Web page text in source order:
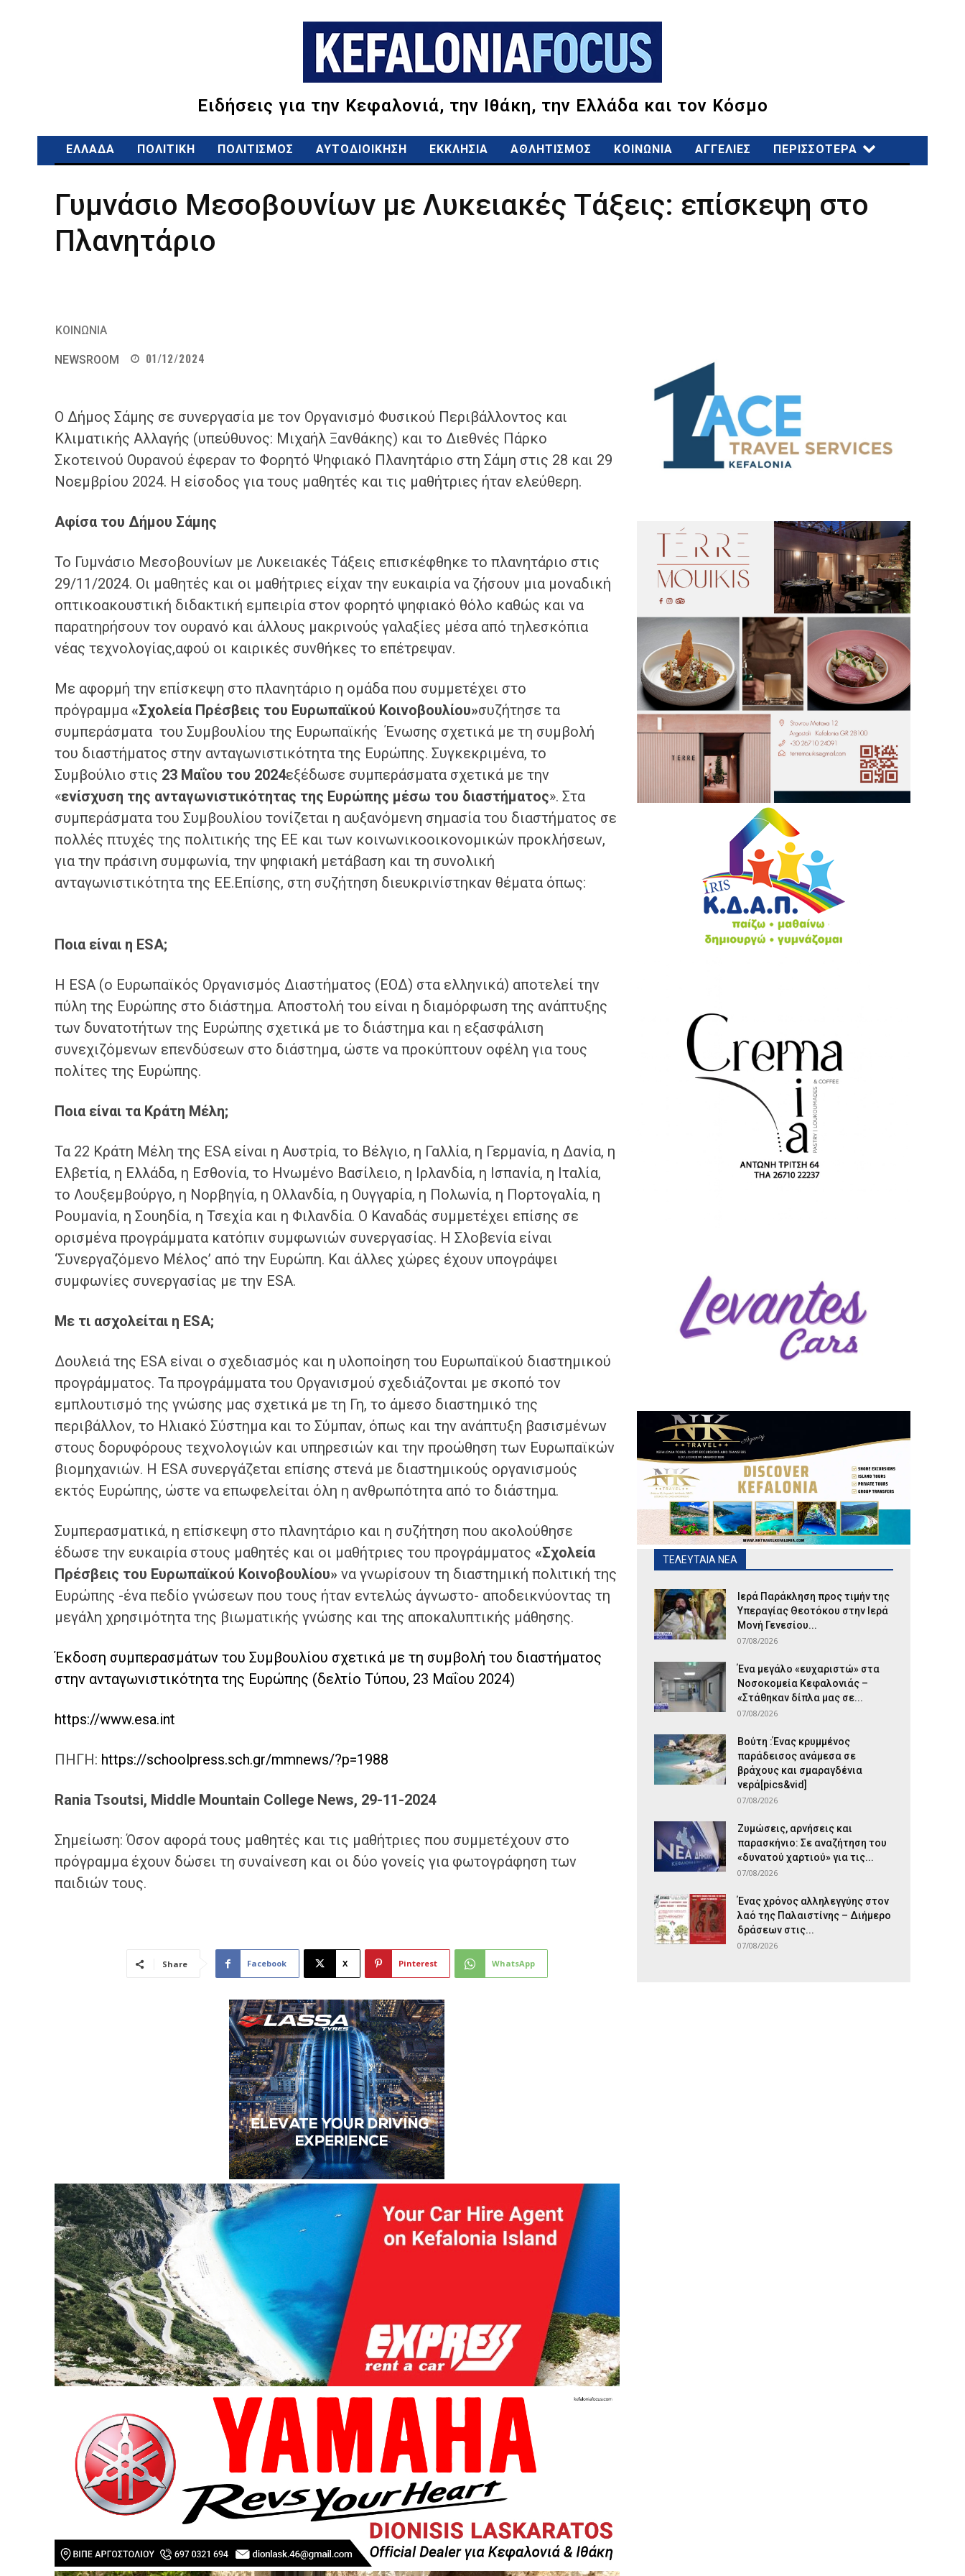
Ειδήσεις για την Κεφαλονιά, την Ιθάκη, την Ελλάδα και τον Κόσμο
ΕΛΛΑΔΑ ΠΟΛΙΤΙΚΗ ΠΟΛΙΤΙΣΜΟΣ ΑΥΤΟΔΙΟΙΚΗΣΗ ΕΚΚΛΗΣΙΑ ΑΘΛΗΤΙΣΜΟΣ ΚΟΙΝΩΝΙΑ ΑΓΓΕΛΙΕΣ ΠΕΡΙΣΣΟΤΕΡΑ
Γυμνάσιο Μεσοβουνίων με Λυκειακές Τάξεις: επίσκεψη στο
Πλανητάριο
ΚΟΙΝΩΝΙΑ
NEWSROOM 01/12/2024
Ο Δήμος Σάμης σε συνεργασία με τον Οργανισμό Φυσικού Περιβάλλοντος και
Κλιματικής Αλλαγής (υπεύθυνος: Μιχαήλ Ξανθάκης) και το Διεθνές Πάρκο
Σκοτεινού Ουρανού έφεραν το Φορητό Ψηφιακό Πλανητάριο στη Σάμη στις 28 και 29
Νοεμβρίου 2024. Η είσοδος για τους μαθητές και τις μαθήτριες ήταν ελεύθερη.
Αφίσα του Δήμου Σάμης
Το Γυμνάσιο Μεσοβουνίων με Λυκειακές Τάξεις επισκέφθηκε το πλανητάριο στις
29/11/2024. Οι μαθητές και οι μαθήτριες είχαν την ευκαιρία να ζήσουν μια μοναδική
οπτικοακουστική διδακτική εμπειρία στον φορητό ψηφιακό θόλο καθώς και να
παρατηρήσουν τον ουρανό και άλλους μακρινούς γαλαξίες μέσα από τηλεσκόπια
νέας τεχνολογίας,αφού οι καιρικές συνθήκες το επέτρεψαν.
Με αφορμή την επίσκεψη στο πλανητάριο η ομάδα που συμμετέχει στο
πρόγραμμα «Σχολεία Πρέσβεις του Ευρωπαϊκού Κοινοβουλίου»συζήτησε τα
συμπεράσματα του Συμβουλίου της Ευρωπαϊκής Ένωσης σχετικά με τη συμβολή
του διαστήματος στην ανταγωνιστικότητα της Ευρώπης. Συγκεκριμένα, το
Συμβούλιο στις 23 Μαΐου του 2024εξέδωσε συμπεράσματα σχετικά με την
«ενίσχυση της ανταγωνιστικότητας της Ευρώπης μέσω του διαστήματος». Στα
συμπεράσματα του Συμβουλίου τονίζεται η αυξανόμενη σημασία του διαστήματος σε
πολλές πτυχές της πολιτικής της ΕΕ και των κοινωνικοοικονομικών προκλήσεων,
για την πράσινη συμφωνία, την ψηφιακή μετάβαση και τη συνολική
ανταγωνιστικότητα της ΕΕ.Επίσης, στη συζήτηση διευκρινίστηκαν θέματα όπως:
Ποια είναι η ESA;
H ΕSA (o Ευρωπαϊκός Οργανισμός Διαστήματος (ΕΟΔ) στα ελληνικά) αποτελεί την
πύλη της Ευρώπης στο διάστημα. Αποστολή του είναι η διαμόρφωση της ανάπτυξης
των δυνατοτήτων της Ευρώπης σχετικά με το διάστημα και η εξασφάλιση
συνεχιζόμενων επενδύσεων στο διάστημα, ώστε να προκύπτουν οφέλη για τους
πολίτες της Ευρώπης.
Ποια είναι τα Κράτη Μέλη;
Τα 22 Κράτη Μέλη της ESA είναι η Αυστρία, το Βέλγιο, η Γαλλία, η Γερμανία, η Δανία, η
Ελβετία, η Ελλάδα, η Εσθονία, το Ηνωμένο Βασίλειο, η Ιρλανδία, η Ισπανία, η Ιταλία,
το Λουξεμβούργο, η Νορβηγία, η Ολλανδία, η Ουγγαρία, η Πολωνία, η Πορτογαλία, η
Ρουμανία, η Σουηδία, η Τσεχία και η Φιλανδία. Ο Καναδάς συμμετέχει επίσης σε
ορισμένα προγράμματα κατόπιν συμφωνιών συνεργασίας. Η Σλοβενία είναι
‘Συνεργαζόμενο Μέλος’ από την Ευρώπη. Και άλλες χώρες έχουν υπογράψει
συμφωνίες συνεργασίας με την ESA.
Με τι ασχολείται η ESA;
Δουλειά της ESA είναι ο σχεδιασμός και η υλοποίηση του Ευρωπαϊκού διαστημικού
προγράμματος. Τα προγράμματα του Οργανισμού σχεδιάζονται με σκοπό τον
εμπλουτισμό της γνώσης μας σχετικά με τη Γη, το άμεσο διαστημικό της
περιβάλλον, το Ηλιακό Σύστημα και το Σύμπαν, όπως και την ανάπτυξη βασισμένων
στους δορυφόρους τεχνολογιών και υπηρεσιών και την προώθηση των Ευρωπαϊκών
βιομηχανιών. Η ESA συνεργάζεται επίσης στενά με διαστημικούς οργανισμούς
εκτός Ευρώπης, ώστε να επωφελείται όλη η ανθρωπότητα από το διάστημα.
Συμπερασματικά, η επίσκεψη στο πλανητάριο και η συζήτηση που ακολούθησε
έδωσε την ευκαιρία στους μαθητές και οι μαθήτριες του προγράμματος «Σχολεία
Πρέσβεις του Ευρωπαϊκού Κοινοβουλίου» να γνωρίσουν τη διαστημική πολιτική της
Ευρώπης -ένα πεδίο γνώσεων που τους ήταν εντελώς άγνωστο- αποδεικνύοντας τη
μεγάλη χρησιμότητα της βιωματικής γνώσης και της αποκαλυπτικής μάθησης.
Έκδοση συμπερασμάτων του Συμβουλίου σχετικά με τη συμβολή του διαστήματος
στην ανταγωνιστικότητα της Ευρώπης (δελτίο Τύπου, 23 Μαΐου 2024)
https://www.esa.int
ΠΗΓΗ: https://schoolpress.sch.gr/mmnews/?p=1988
Rania Tsoutsi, Middle Mountain College News, 29-11-2024
Σημείωση: Όσον αφορά τους μαθητές και τις μαθήτριες που συμμετέχουν στο
πρόγραμμα έχουν δώσει τη συναίνεση και οι δύο γονείς για φωτογράφηση των
παιδιών τους.
Share Facebook X Pinterest WhatsApp
ΤΕΛΕΥΤΑΙΑ ΝΕΑ
Ιερά Παράκληση προς τιμήν της
Υπεραγίας Θεοτόκου στην Ιερά
Μονή Γενεσίου...
07/08/2026
Ένα μεγάλο «ευχαριστώ» στα
Νοσοκομεία Κεφαλονιάς –
«Στάθηκαν δίπλα μας σε...
07/08/2026
Βούτη :Ένας κρυμμένος
παράδεισος ανάμεσα σε
βράχους και σμαραγδένια
νερά[pics&vid]
07/08/2026
Ζυμώσεις, αρνήσεις και
παρασκήνιο: Σε αναζήτηση του
«δυνατού χαρτιού» για τις...
07/08/2026
Ένας χρόνος αλληλεγγύης στον
λαό της Παλαιστίνης – Διήμερο
δράσεων στις...
07/08/2026